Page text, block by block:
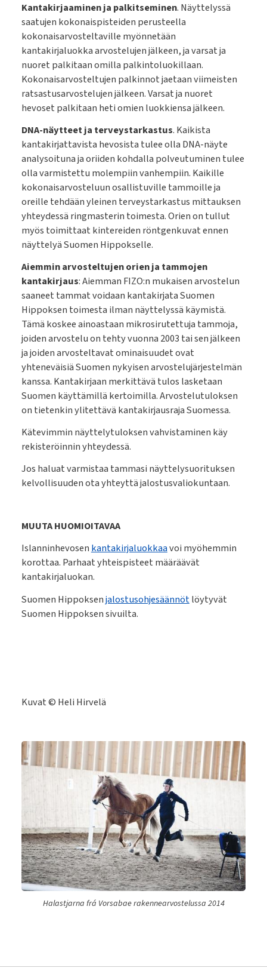
Kantakirjaaminen ja palkitseminen. Näyttelyssä
saatujen kokonaispisteiden perusteella
kokonaisarvosteltaville myönnetään
kantakirjaluokka arvostelujen jälkeen, ja varsat ja
nuoret palkitaan omilla palkintoluokillaan.
Kokonaisarvosteltujen palkinnot jaetaan viimeisten
ratsastusarvostelujen jälkeen. Varsat ja nuoret
hevoset palkitaan heti omien luokkiensa jälkeen.
DNA-näytteet ja terveystarkastus. Kaikista
kantakirjattavista hevosista tulee olla DNA-näyte
analysoituna ja oriiden kohdalla polveutuminen tulee
olla varmistettu molempiin vanhempiin. Kaikille
kokonaisarvosteluun osallistuville tammoille ja
oreille tehdään yleinen terveystarkastus mittauksen
yhteydessä ringmasterin toimesta. Orien on tullut
myös toimittaat kintereiden röntgenkuvat ennen
näyttelyä Suomen Hippokselle.
Aiemmin arvosteltujen orien ja tammojen
kantakirjaus: Aiemman FIZO:n mukaisen arvostelun
saaneet tammat voidaan kantakirjata Suomen
Hippoksen toimesta ilman näyttelyssä käymistä.
Tämä koskee ainoastaan mikrosirutettuja tammoja,
joiden arvostelu on tehty vuonna 2003 tai sen jälkeen
ja joiden arvosteltavat ominaisuudet ovat
yhteneväisiä Suomen nykyisen arvostelujärjestelmän
kanssa. Kantakirjaan merkittävä tulos lasketaan
Suomen käyttämillä kertoimilla. Arvostelutuloksen
on tietenkin ylitettävä kantakirjausraja Suomessa.
Kätevimmin näyttelytuloksen vahvistaminen käy
rekisteröinnin yhteydessä.
Jos haluat varmistaa tammasi näyttelysuorituksen
kelvollisuuden ota yhteyttä jalostusvaliokuntaan.
MUUTA HUOMIOITAVAA
Islanninhevosenkantakirjaluokkaavoi myöhemmin
korottaa. Parhaat yhteispisteet määräävät
kantakirjaluokan.
Suomen Hippoksenjalostusohjesäännötlöytyvät
Suomen Hippoksen sivuilta.
Kuvat © Heli Hirvelä
Halastjarna frá Vorsabae rakennearvostelussa 2014